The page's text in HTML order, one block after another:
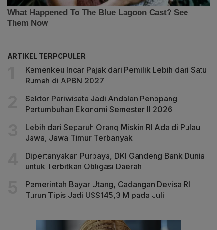
ARTIKEL TERPOPULER
Kemenkeu Incar Pajak dari Pemilik Lebih dari Satu
Rumah di APBN 2027
Sektor Pariwisata Jadi Andalan Penopang
Pertumbuhan Ekonomi Semester II 2026
Lebih dari Separuh Orang Miskin RI Ada di Pulau
Jawa, Jawa Timur Terbanyak
Dipertanyakan Purbaya, DKI Gandeng Bank Dunia
untuk Terbitkan Obligasi Daerah
Pemerintah Bayar Utang, Cadangan Devisa RI
Turun Tipis Jadi US$145,3 M pada Juli